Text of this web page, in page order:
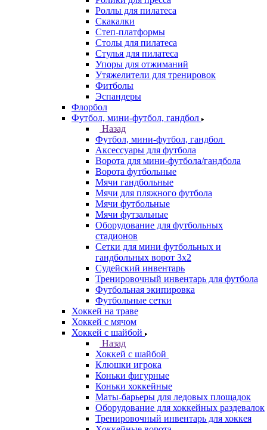
Роллы для пилатеса
Скакалки
Степ-платформы
Столы для пилатеса
Стулья для пилатеса
Упоры для отжиманий
Утяжелители для тренировок
Фитболы
Эспандеры
Флорбол
Футбол, мини-футбол, гандбол
Назад
Футбол, мини-футбол, гандбол
Аксессуары для футбола
Ворота для мини-футбола/гандбола
Ворота футбольные
Мячи гандбольные
Мячи для пляжного футбола
Мячи футбольные
Мячи футзальные
Оборудование для футбольных
стадионов
Сетки для мини футбольных и
гандбольных ворот 3х2
Судейский инвентарь
Тренировочный инвентарь для футбола
Футбольная экипировка
Футбольные сетки
Хоккей на траве
Хоккей с мячом
Хоккей с шайбой
Назад
Хоккей с шайбой
Клюшки игрока
Коньки фигурные
Коньки хоккейные
Маты-барьеры для ледовых площадок
Оборудование для хоккейных раздевалок
Тренировочный инвентарь для хоккея